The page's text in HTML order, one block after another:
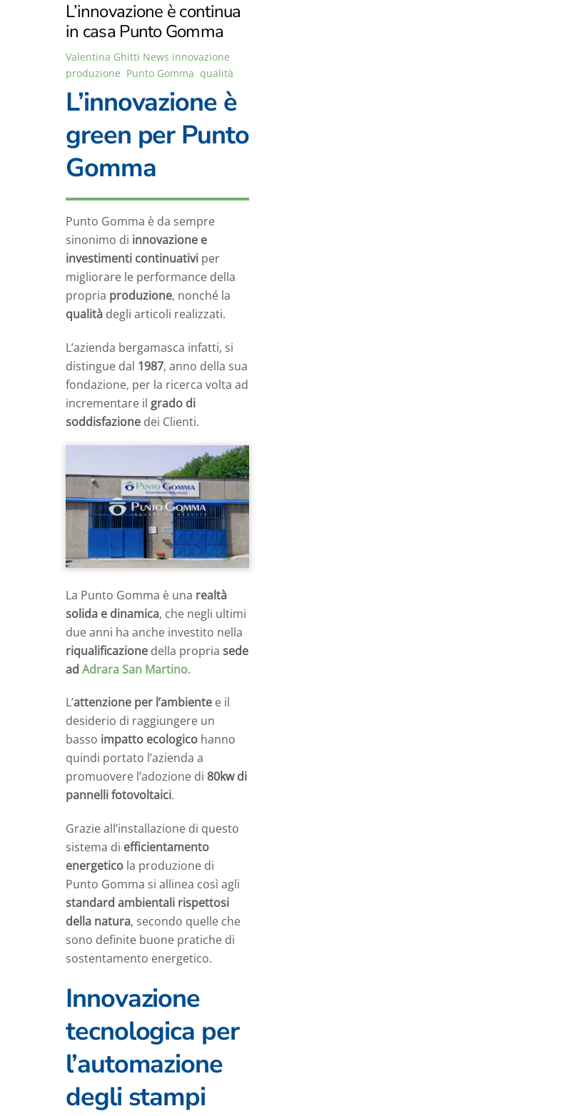
L’innovazione è continua
in casa Punto Gomma
Valentina Ghitti News innovazione
produzione Punto Gomma qualità
L’innovazione è
green per Punto
Gomma
Punto Gomma è da sempre
sinonimo di innovazione e
investimenti continuativi per
migliorare le performance della
propria produzione, nonché la
qualità degli articoli realizzati.
L’azienda bergamasca infatti, si
distingue dal 1987, anno della sua
fondazione, per la ricerca volta ad
incrementare il grado di
soddisfazione dei Clienti.
La Punto Gomma è una realtà
solida e dinamica, che negli ultimi
due anni ha anche investito nella
riqualificazione della propria sede
ad Adrara San Martino.
L’attenzione per l’ambiente e il
desiderio di raggiungere un
basso impatto ecologico hanno
quindi portato l’azienda a
promuovere l’adozione di 80kw di
pannelli fotovoltaici.
Grazie all’installazione di questo
sistema di efficientamento
energetico la produzione di
Punto Gomma si allinea così agli
standard ambientali rispettosi
della natura, secondo quelle che
sono definite buone pratiche di
sostentamento energetico.
Innovazione
tecnologica per
l’automazione
degli stampi